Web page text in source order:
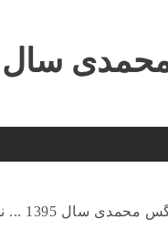
سال 1395
تصاویر